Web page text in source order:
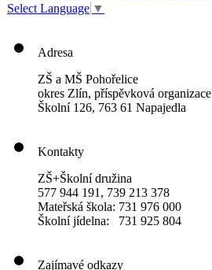
Select Language ▼
Adresa
ZŠ a MŠ Pohořelice
okres Zlín, příspěvková organizace
Školní 126, 763 61 Napajedla
Kontakty
ZŠ+Školní družina
577 944 191, 739 213 378
Mateřská škola: 731 976 000
Školní jídelna: 731 925 804
Zajímavé odkazy